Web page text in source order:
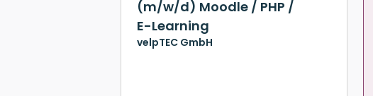
(m/w/d) Moodle / PHP /
E-Learning
velpTEC GmbH